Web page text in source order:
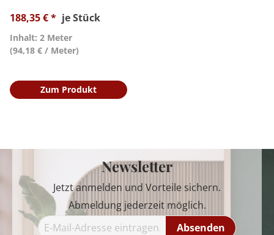
188,35 € * je Stück
Inhalt: 2 Meter
(94,18 € / Meter)
Zum Produkt
Newsletter
Jetzt anmelden und Vorteile sichern.
Abmeldung jederzeit möglich.
Absenden